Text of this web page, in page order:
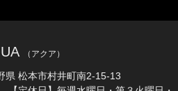
（アクア）
松本市村井町南2-15-13